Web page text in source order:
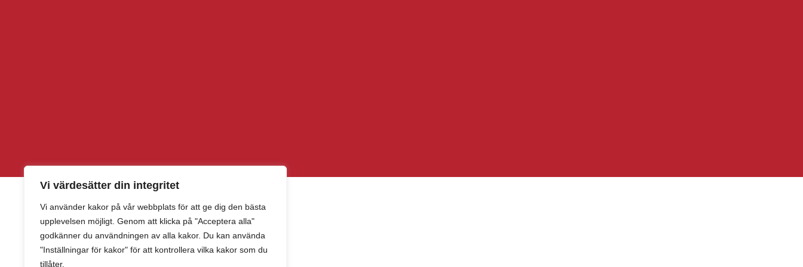
Vi värdesätter din integritet
Vi använder kakor på vår webbplats för att ge dig den bästa
upplevelsen möjligt. Genom att klicka på "Acceptera alla"
godkänner du användningen av alla kakor. Du kan använda
"Inställningar för kakor" för att kontrollera vilka kakor som du
tillåter.